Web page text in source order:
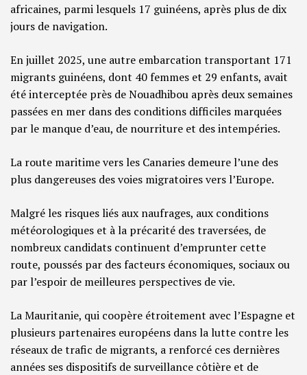
africaines, parmi lesquels 17 guinéens, après plus de dix
jours de navigation.
En juillet 2025, une autre embarcation transportant 171
migrants guinéens, dont 40 femmes et 29 enfants, avait
été interceptée près de Nouadhibou après deux semaines
passées en mer dans des conditions difficiles marquées
par le manque d’eau, de nourriture et des intempéries.
La route maritime vers les Canaries demeure l’une des
plus dangereuses des voies migratoires vers l’Europe.
Malgré les risques liés aux naufrages, aux conditions
météorologiques et à la précarité des traversées, de
nombreux candidats continuent d’emprunter cette
route, poussés par des facteurs économiques, sociaux ou
par l’espoir de meilleures perspectives de vie.
La Mauritanie, qui coopère étroitement avec l’Espagne et
plusieurs partenaires européens dans la lutte contre les
réseaux de trafic de migrants, a renforcé ces dernières
années ses dispositifs de surveillance côtière et de